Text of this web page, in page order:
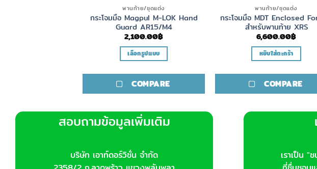
พานท้าย/ชุดแต่ง
กระโจมมือ Magpul M-LOK Hand
Guard AR15/M4
2,100.00฿
เลือกรูปแบบ
product
has
variants.
The
may
be
COMPARE
พานท้าย/ชุดแต่ง
กระโจมมือ MDT Enclosed
สำหรับพานท้าย XRS
6,600.00฿
หยิบใส่ตะกร้า
COMPARE
สอบถามข้อมูลเพิ่มเติม
บริษัท เอาท์ดอร์วิชั่น จำกัด
เราเป็น "